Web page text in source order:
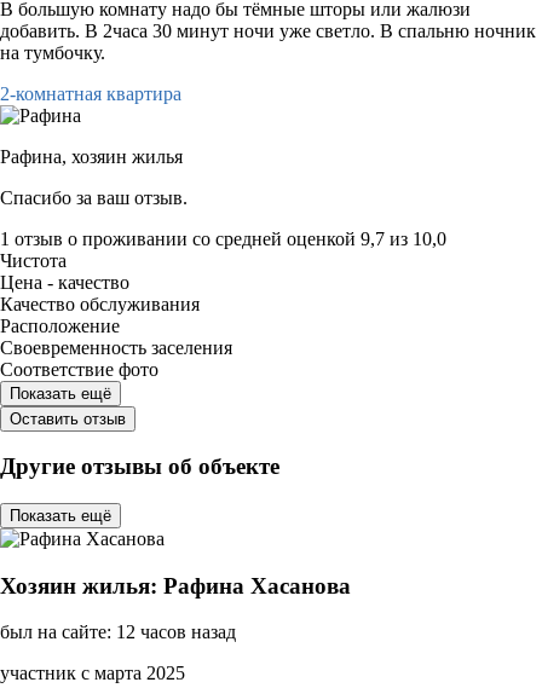
В большую комнату надо бы тёмные шторы или жалюзи
добавить. В 2часа 30 минут ночи уже светло. В спальню ночник
на тумбочку.
2-комнатная квартира
Рафина, хозяин жилья
Спасибо за ваш отзыв.
1 отзыв о проживании со средней оценкой 9,7 из 10,0
Чистота
Цена - качество
Качество обслуживания
Расположение
Своевременность заселения
Соответствие фото
Показать ещё
Оставить отзыв
Другие отзывы об объекте
Показать ещё
Хозяин жилья: Рафина Хасанова
был на сайте: 12 часов назад
участник с марта 2025